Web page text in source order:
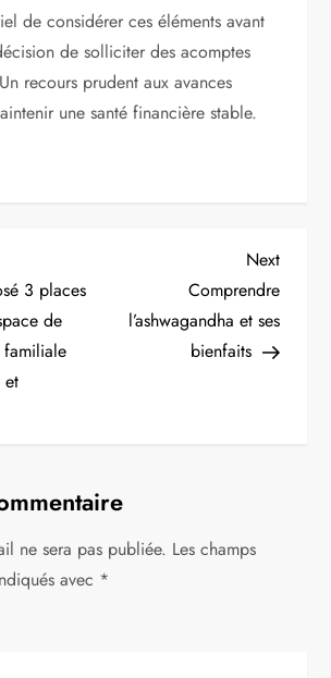
de considérer ces éléments avant
de solliciter des acomptes
recours prudent aux avances
une santé financière stable.
3 places
de
familiale
et
Next
Post
Next
Comprendre
l’ashwagandha et ses
bienfaits
ne sera pas publiée. Les champs
avec *